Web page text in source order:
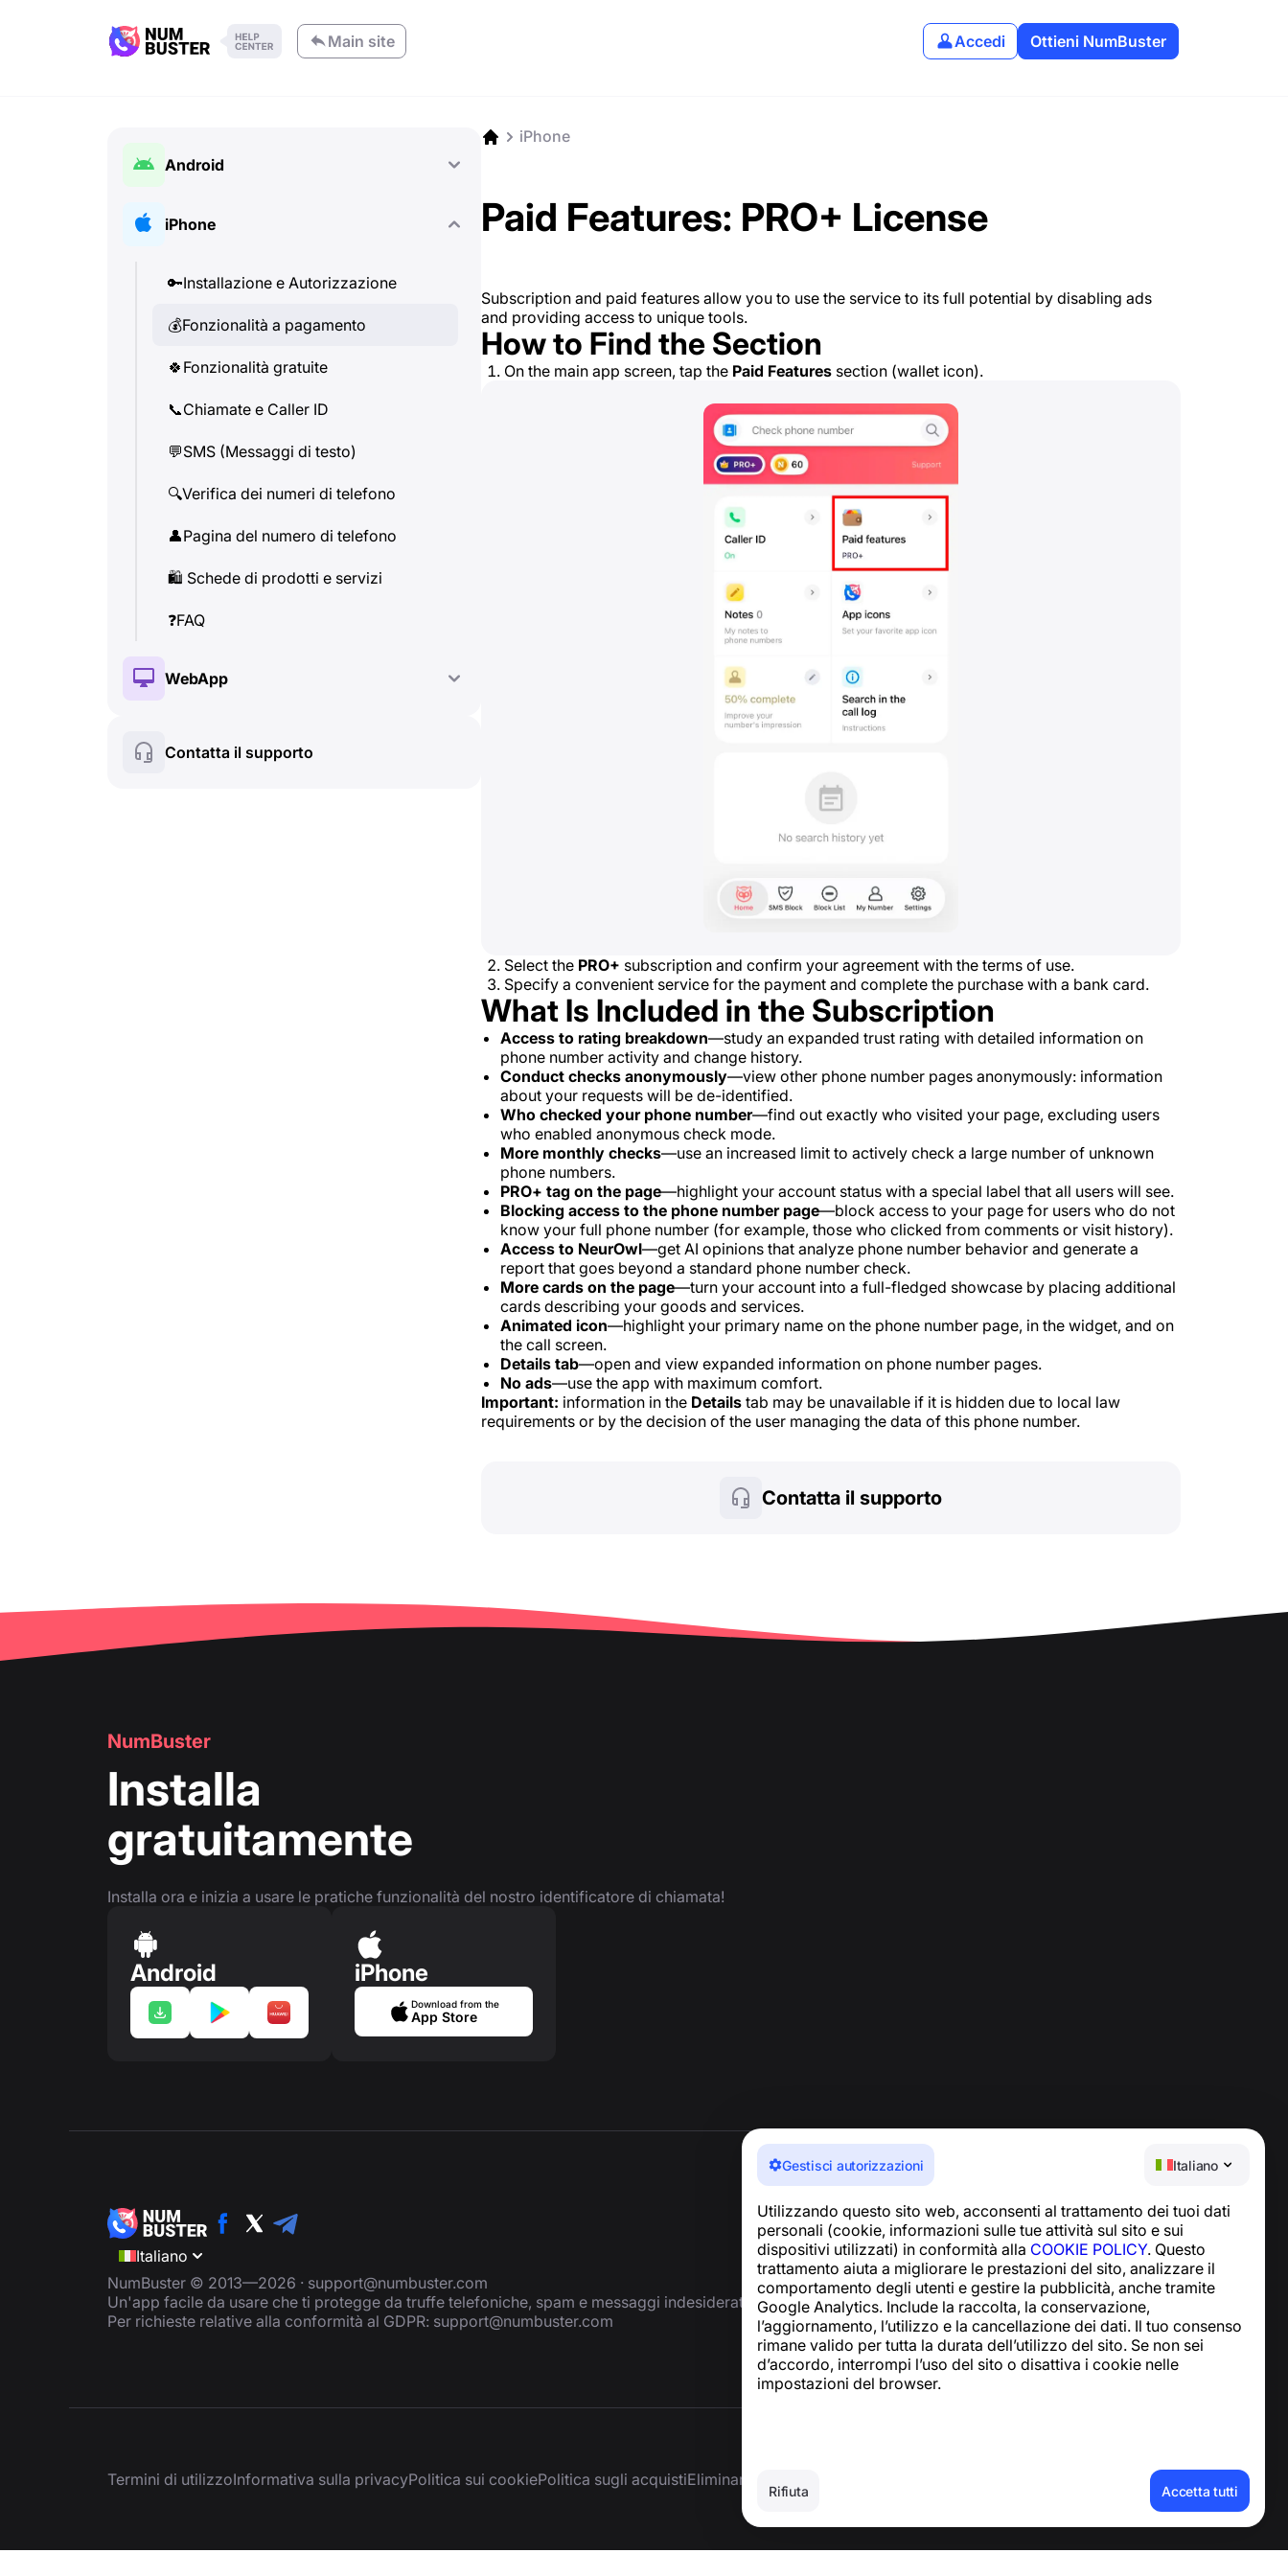
Main site Accedi Ottieni NumBuster
Gestisci autorizzazioni Italiano
Utilizzando questo sito web, acconsenti al trattamento dei tuoi dati
personali (cookie, informazioni sulle tue attività sul sito e sui
dispositivi utilizzati) in conformità alla COOKIE POLICY. Questo
trattamento aiuta a migliorare le prestazioni del sito, analizzare il
comportamento degli utenti e gestire la pubblicità, anche tramite
Google Analytics. Include la raccolta, la conservazione,
l’aggiornamento, l’utilizzo e la cancellazione dei dati. Il tuo consenso
rimane valido per tutta la durata dell’utilizzo del sito. Se non sei
d’accordo, interrompi l’uso del sito o disattiva i cookie nelle
impostazioni del browser.
Rifiuta Accetta tutti
Android
🔑
iPhone
🔑Installazione e Autorizzazione
💰Fonzionalità a pagamento
🍀 Fonzionalità gratuite
📞Chiamate e Caller ID
💬SMS (Messaggi di testo)
🔍Verifica dei numeri di telefono
👤Pagina del numero di telefono
🛍 ️ Schede di prodotti e servizi
❓FAQ
WebApp
Contatta il supporto
iPhone
Paid Features: PRO+ License
Subscription and paid features allow you to use the service to its full potential by disabling ads
and providing access to unique tools.
How to Find the Section
On the main app screen, tap the Paid Features section (wallet icon).
Select the PRO+ subscription and confirm your agreement with the terms of use.
Specify a convenient service for the payment and complete the purchase with a bank card.
What Is Included in the Subscription
Access to rating breakdown—study an expanded trust rating with detailed information on
phone number activity and change history.
Conduct checks anonymously—view other phone number pages anonymously: information
about your requests will be de-identified.
Who checked your phone number—find out exactly who visited your page, excluding users
who enabled anonymous check mode.
More monthly checks—use an increased limit to actively check a large number of unknown
phone numbers.
PRO+ tag on the page—highlight your account status with a special label that all users will see.
Blocking access to the phone number page—block access to your page for users who do not
know your full phone number (for example, those who clicked from comments or visit history).
Access to NeurOwl—get AI opinions that analyze phone number behavior and generate a
report that goes beyond a standard phone number check.
More cards on the page—turn your account into a full-fledged showcase by placing additional
cards describing your goods and services.
Animated icon—highlight your primary name on the phone number page, in the widget, and on
the call screen.
Details tab—open and view expanded information on phone number pages.
No ads—use the app with maximum comfort.
Important: information in the Details tab may be unavailable if it is hidden due to local law
requirements or by the decision of the user managing the data of this phone number.
Contatta il supporto
NumBuster
Installa
gratuitamente
Installa ora e inizia a usare le pratiche funzionalità del nostro identificatore di chiamata!
Android iPhone
Download from the
App Store
Italiano
NumBuster © 2013—2026 · support@numbuster.com
Un'app facile da usare che ti protegge da truffe telefoniche, spam e messaggi indesiderati
Per richieste relative alla conformità al GDPR: support@numbuster.com
Centro assistenza
Notizie e articoli
Informazioni sul
progetto
Contatti
Termini di utilizzoInformativa sulla privacyPolitica sui cookiePolitica sugli acquistiEliminare l’account e i dati personali